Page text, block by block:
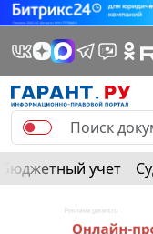
Бюджетный учет